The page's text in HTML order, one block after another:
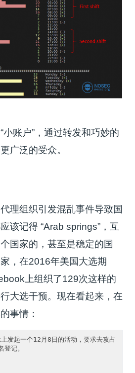
小账户”，通过转发和巧妙的
广泛的受众。
理组织引发混乱事件导致国
该记得 “Arab springs”，互
国家的，甚至是稳定的国
，在2016年美国大选期
上组织了129次这样的
大选干预。现在看起来，在
事情：
发起一个12月8日的活动，要求去攻占
登记。